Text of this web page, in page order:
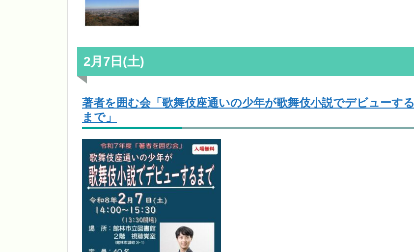
2月7日(土)
著者を囲む会「歌舞伎座通いの少年が歌舞伎小説でデビューする
まで」